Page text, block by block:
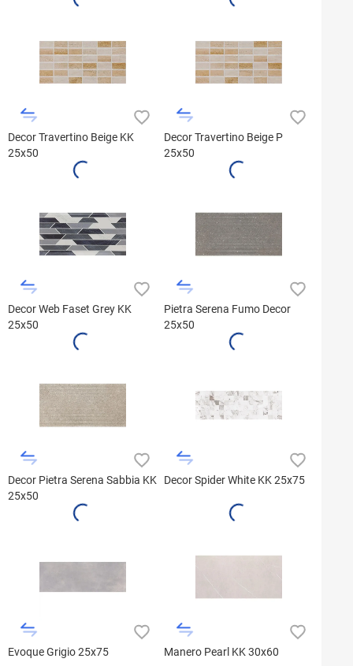
Decor Travertino Beige KK
25x50
Decor Travertino Beige P
25x50
Decor Web Faset Grey KK
25x50
Pietra Serena Fumo Decor
25x50
Decor Pietra Serena Sabbia KK
25x50
Decor Spider White KK 25x75
Evoque Grigio 25x75 Manero Pearl KK 30x60